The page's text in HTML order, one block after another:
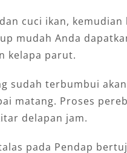
cuci ikan,
mudah Anda
kelapa parut.
sudah terbumbui
matang. Proses
delapan jam.
pada Pendap